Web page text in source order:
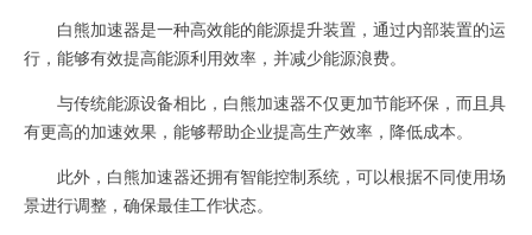
白熊加速器是一种高效能的能源提升装置，通过内部装置的运
行，能够有效提高能源利用效率，并减少能源浪费。
与传统能源设备相比，白熊加速器不仅更加节能环保，而且具
有更高的加速效果，能够帮助企业提高生产效率，降低成本。
此外，白熊加速器还拥有智能控制系统，可以根据不同使用场
景进行调整，确保最佳工作状态。